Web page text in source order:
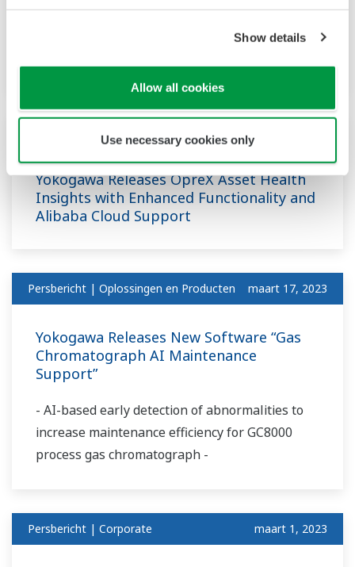
Show details
Allow all cookies
Use necessary cookies only
generatie technologie de milieueffecten
vermindert, een stabiele kwaliteit waarborgt en
Yokogawa Releases OpreX Asset Health
Insights with Enhanced Functionality and
Alibaba Cloud Support
Persbericht | Oplossingen en Producten maart 17, 2023
Yokogawa Releases New Software “Gas
Chromatograph AI Maintenance
Support”
- AI-based early detection of abnormalities to
increase maintenance efficiency for GC8000
process gas chromatograph -
Persbericht | Corporate maart 1, 2023